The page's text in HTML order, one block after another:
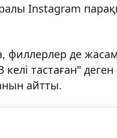
Instagram
де
келі тастаған"
айтты.